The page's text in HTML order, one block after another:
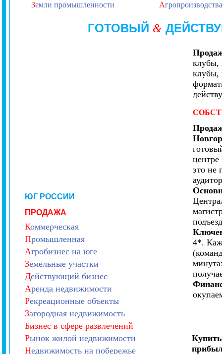
Земли промышленности Агропроизводства
ГОТОВЫЙ &
ЮГ РОССИИ
ПРОДАЖА
Коммерческая
Промышленная
Агробизнес на юге
Земельные участки
Действующий бизнес
Аренда недвижимости
Рекреационные объекты
Загородная недвижимость
Бизнес в сфере развлечений
Рынок жилой недвижимости
Недвижимость на побережье
клубы,
клубы,
это не
4*.
Купить